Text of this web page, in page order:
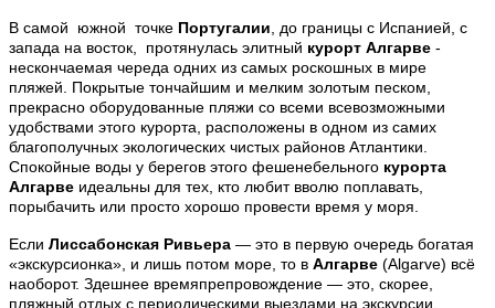
В самой южной точке Португалии , до границы с Испанией, с
запада на восток, протянулась элитный курорт Алгарве -
нескончаемая череда одних из самых роскошных в мире
пляжей. Покрытые тончайшим и мелким золотым песком,
прекрасно оборудованные пляжи со всеми всевозможными
удобствами этого курорта, расположены в одном из самих
благополучных экологических чистых районов Атлантики.
Спокойные воды у берегов этого фешенебельного курорта
Алгарве идеальны для тех, кто любит вволю поплавать,
порыбачить или просто хорошо провести время у моря.
Если Лиссабонская Ривьера — это в первую очередь богатая
«экскурсионка», и лишь потом море, то в Алгарве (Algarve) всё
наоборот. Здешнее времяпрепровождение — это, скорее,
пляжный отдых с периодическими выездами на экскурсии.